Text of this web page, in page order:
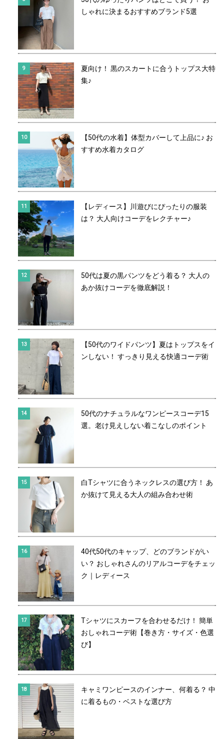
しゃれに決まるおすすめブランド5選
夏向け！ 黒のスカートに合うトップス大特
集♪
【50代の水着】体型カバーして上品に♪ お
すすめ水着カタログ
【レディース】川遊びにぴったりの服装
は？ 大人向けコーデをレクチャー♪
50代は夏の黒パンツをどう着る？ 大人の
あか抜けコーデを徹底解説！
【50代のワイドパンツ】夏はトップスをイ
ンしない！ すっきり見える快適コーデ術
50代のナチュラルなワンピースコーデ15
選。老け見えしない着こなしのポイント
白Tシャツに合うネックレスの選び方！ あ
か抜けて見える大人の組み合わせ術
40代50代のキャップ、どのブランドがい
い？ おしゃれさんのリアルコーデをチェッ
ク｜レディース
Tシャツにスカーフを合わせるだけ！ 簡単
おしゃれコーデ術【巻き方・サイズ・色選
び】
キャミワンピースのインナー、何着る？ 中
に着るもの・ベストな選び方